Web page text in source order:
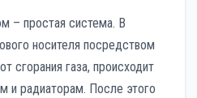
– простая система. В
носителя посредством
сгорания газа, происходит
и радиаторам. После этого